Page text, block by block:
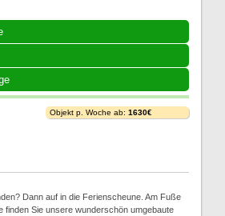
Objekt p. Woche ab: 1630€
Dann auf in die Ferienscheune. Am Fuße
finden Sie unsere wunderschön umgebaute